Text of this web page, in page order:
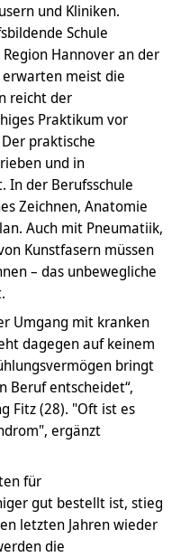
und Kliniken.
Schule
Hannover an der
meist die
reicht der
Praktikum vor
praktische
und in
In der Berufsschule
Zeichnen, Anatomie
Auch mit Pneumatiik,
Kunstfasern müssen
– das unbewegliche
Umgang mit kranken
dagegen auf keinem
bringt
Beruf entscheidet“,
Fitz (28). "Oft ist es
ergänzt
für
gut bestellt ist, stieg
letzten Jahren wieder
die